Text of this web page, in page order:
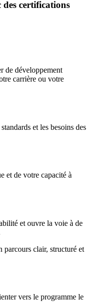
des certifications
de développement
carrière ou votre
et les besoins des
et de votre capacité à
et ouvre la voie à de
clair, structuré et
vers le programme le